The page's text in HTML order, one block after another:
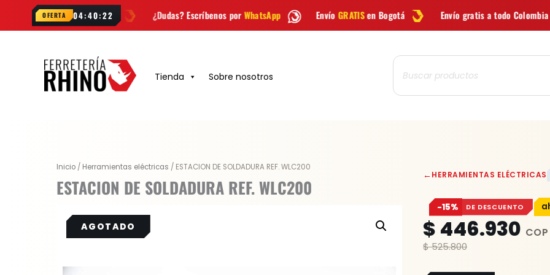
OFERTA 04:40:21
¿Dudas? Escríbenos porWhatsApp EnvíoGRATISen Bogotá Envío gratis a todo Colombia desde$99.900
Tienda Sobre nosotros
Búsqueda
de
productos
Inicio / Herramientas eléctricas / ESTACION DE SOLDADURA REF. WLC200
ESTACION DE SOLDADURA REF. WLC200
←HERRAMIENTAS ELÉCTRICAS
−15% DE DESCUENTO
$525.800
Original
price
was:
$ 525.800.
$ 446.930
Current
price
is:
$ 446.930.